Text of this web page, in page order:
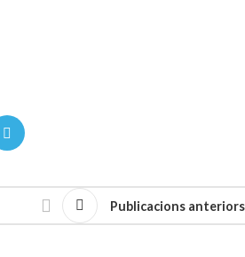
Publicacions anteriors